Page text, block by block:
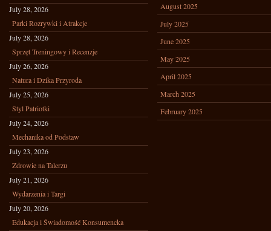
July 28, 2026
Parki Rozrywki i Atrakcje
July 28, 2026
Sprzęt Treningowy i Recenzje
July 26, 2026
Natura i Dzika Przyroda
July 25, 2026
Styl Patriotki
July 24, 2026
Mechanika od Podstaw
July 23, 2026
Zdrowie na Talerzu
July 21, 2026
Wydarzenia i Targi
July 20, 2026
Edukacja i Świadomość Konsumencka
August 2025
July 2025
June 2025
May 2025
April 2025
March 2025
February 2025